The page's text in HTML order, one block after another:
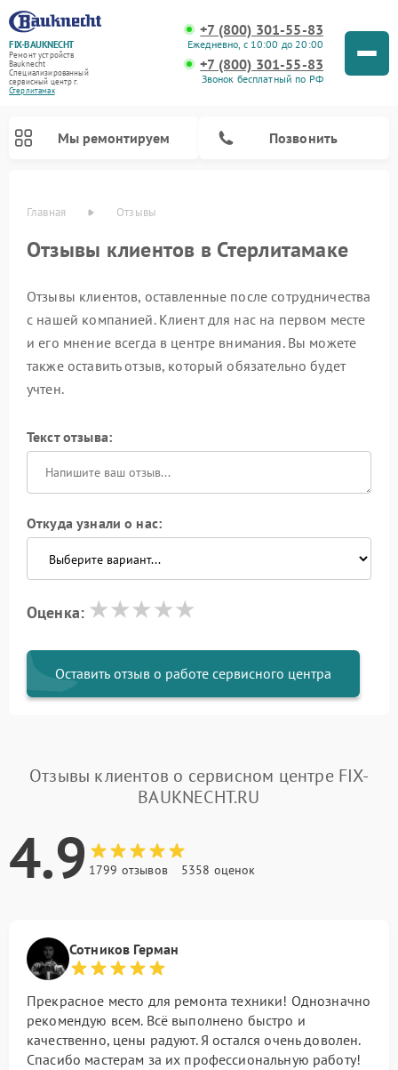
FIX-BAUKNECHT
Ремонт устройств
Bauknecht
Специализированный
cервисный центр г.
Стерлитамак
+7 (800) 301-55-83
Ежедневно, с 10:00 до 20:00
+7 (800) 301-55-83
Звонок бесплатный по РФ
Мы ремонтируем Позвонить
Главная Отзывы
Отзывы клиентов в Стерлитамаке
Отзывы клиентов, оставленные после сотрудничества
с нашей компанией. Клиент для нас на первом месте
и его мнение всегда в центре внимания. Вы можете
также оставить отзыв, который обязательно будет
учтен.
Текст отзыва:
Откуда узнали о нас:
Оценка:
Оставить отзыв о работе сервисного центра
Отзывы клиентов о сервисном центре FIX-
BAUKNECHT.RU
4.9 1799 отзывов 5358 оценок
Сотников Герман
Прекрасное место для ремонта техники! Однозначно
рекомендую всем. Всё выполнено быстро и
качественно, цены радуют. Я остался очень доволен.
Спасибо мастерам за их профессиональную работу!